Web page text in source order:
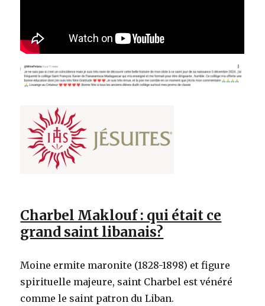
Charbel Maklouf : qui était ce
grand saint libanais?
Moine ermite maronite (1828-1898) et figure
spirituelle majeure, saint Charbel est vénéré
comme le saint patron du Liban.